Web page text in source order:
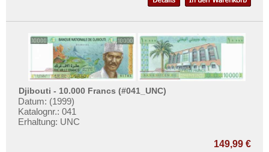
Djibouti - 10.000 Francs (#041_UNC)
Datum: (1999)
Katalognr.: 041
Erhaltung: UNC
149,99 €